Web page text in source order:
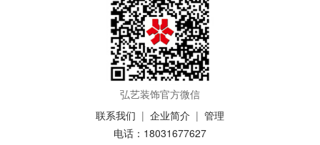
弘艺装饰官方微信
联系我们 | 企业简介 | 管理
电话：18031677627